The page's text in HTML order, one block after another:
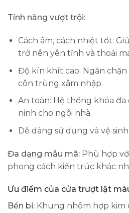
Tính năng vượt trội:
Cách âm, cách nhiệt tốt:
trở nên yên tĩnh và thoải
Độ kín khít cao: Ngăn chặn
côn trùng xâm nhập.
An toàn: Hệ thống khóa đa
ninh cho ngôi nhà.
Dễ dàng sử dụng và vệ sinh.
Đa dạng mẫu mã: Phù hợp
phong cách kiến trúc khác
Ưu điểm của cửa trượt lật
Bền bỉ: Khung nhôm hợp kim